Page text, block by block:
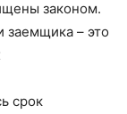
законом.
заемщика – это
срок